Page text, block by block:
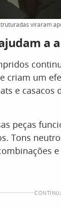
viraram
a
criam um
e
peças
Tons